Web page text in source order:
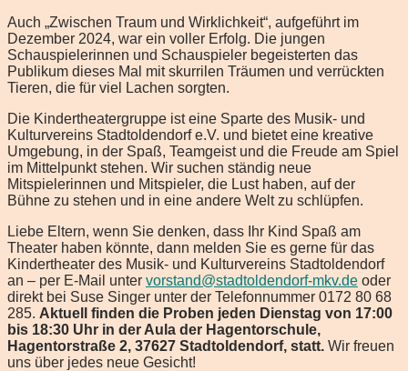
Auch „Zwischen Traum und Wirklichkeit“, aufgeführt im
Dezember 2024, war ein voller Erfolg. Die jungen
Schauspielerinnen und Schauspieler begeisterten das
Publikum dieses Mal mit skurrilen Träumen und verrückten
Tieren, die für viel Lachen sorgten.
Die Kindertheatergruppe ist eine Sparte des Musik- und
Kulturvereins Stadtoldendorf e.V. und bietet eine kreative
Umgebung, in der Spaß, Teamgeist und die Freude am Spiel
im Mittelpunkt stehen. Wir suchen ständig neue
Mitspielerinnen und Mitspieler, die Lust haben, auf der
Bühne zu stehen und in eine andere Welt zu schlüpfen.
Liebe Eltern, wenn Sie denken, dass Ihr Kind Spaß am
Theater haben könnte, dann melden Sie es gerne für das
Kindertheater des Musik- und Kulturvereins Stadtoldendorf
an – per E-Mail unter vorstand@stadtoldendorf-mkv.de oder
direkt bei Suse Singer unter der Telefonnummer 0172 80 68
285. Aktuell finden die Proben jeden Dienstag von 17:00
bis 18:30 Uhr in der Aula der Hagentorschule,
Hagentorstraße 2, 37627 Stadtoldendorf, statt. Wir freuen
uns über jedes neue Gesicht!